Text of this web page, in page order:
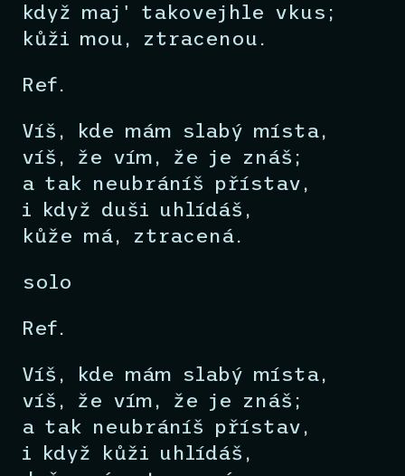
když maj' takovejhle vkus;
kůži mou, ztracenou.
Ref.
Víš, kde mám slabý místa,
víš, že vím, že je znáš;
a tak neubráníš přístav,
i když duši uhlídáš,
kůže má, ztracená.
solo
Ref.
Víš, kde mám slabý místa,
víš, že vím, že je znáš;
a tak neubráníš přístav,
i když kůži uhlídáš,